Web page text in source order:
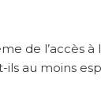
de l’accès à
ils au moins